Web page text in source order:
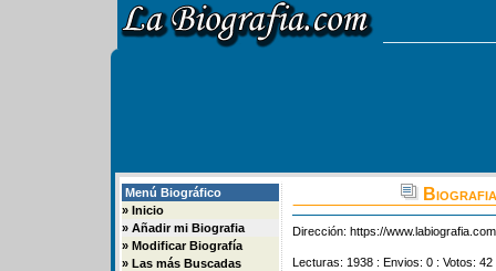
Menú Biográfico
» Inicio
» Añadir mi Biografia
» Modificar Biografía
» Las más Buscadas
Dirección: https://
Lecturas: 1938 : Envios: 0 : Votos: